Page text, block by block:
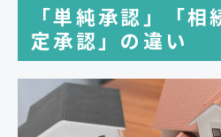
「単純承認」「相
定承認」の違い